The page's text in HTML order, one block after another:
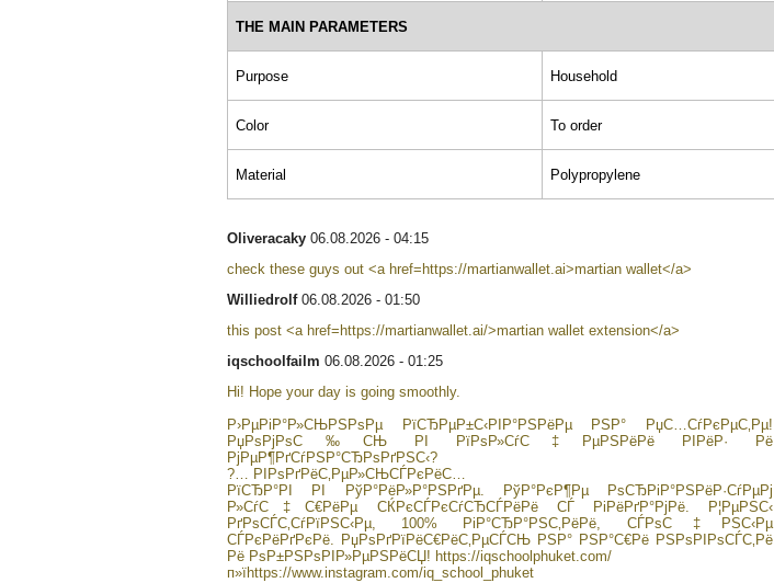
THE MAIN PARAMETERS
Purpose Household
Color To order
Material Polypropylene
Oliveracaky 06.08.2026 - 04:15
check these guys out <a href=https://martianwallet.ai>martian wallet</a>
Williedrolf 06.08.2026 - 01:50
this post <a href=https://martianwallet.ai/>martian wallet extension</a>
iqschoolfailm 06.08.2026 - 01:25
Hi! Hope your day is going smoothly.
Р›РµРіР°Р»СЊРЅРѕРµ РїСЂРµР±С‹РІР°РЅРёРµ РЅР° РџС…СѓРєРµС‚Рµ!
РџРѕРјРѕС‰СЊ РІ РїРѕР»СѓС‡РµРЅРёРё РІРёР· Рё
РјРµР¶РґСѓРЅР°СЂРѕРґРЅС‹?
?… РІРѕРґРёС‚РµР»СЊСЃРєРёС…
РїСЂР°РІ РІ РўР°РёР»Р°РЅРґРµ. РўР°РєР¶Рµ РѕСЂРіР°РЅРёР·СѓРµРј
Р»СѓС‡С€РёРµ СЌРєСЃРєСѓСЂСЃРёРё СЃ РіРёРґР°РјРё. Р¦РµРЅС‹
РґРѕСЃС‚СѓРїРЅС‹Рµ, 100% РіР°СЂР°РЅС‚РёРё, СЃРѕС‡РЅС‹Рµ
СЃРєРёРґРєРё. РџРѕРґРїРёС€РёС‚РµСЃСЊ РЅР° РЅР°С€Рё РЅРѕРІРѕСЃС‚Рё
Рё РѕР±РЅРѕРІР»РµРЅРёСЏ! https://iqschoolphuket.com/
п»їhttps://www.instagram.com/iq_school_phuket